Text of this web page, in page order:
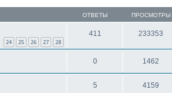
ОТВЕТЫ ПРОСМОТРЫ
24 25 26 27 28
411 233353
0 1462
5 4159